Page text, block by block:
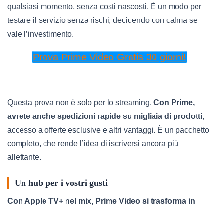
qualsiasi momento, senza costi nascosti. È un modo per
testare il servizio senza rischi, decidendo con calma se
vale l’investimento.
Prova Prime Video Gratis 30 giorni!
Questa prova non è solo per lo streaming. Con Prime,
avrete anche spedizioni rapide su migliaia di prodotti,
accesso a offerte esclusive e altri vantaggi. È un pacchetto
completo, che rende l’idea di iscriversi ancora più
allettante.
Un hub per i vostri gusti
Con Apple TV+ nel mix, Prime Video si trasforma in